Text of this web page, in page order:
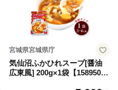
宮城県宮城県庁
気仙沼ふかひれスープ[醤油
広東風] 200g×1袋【158950